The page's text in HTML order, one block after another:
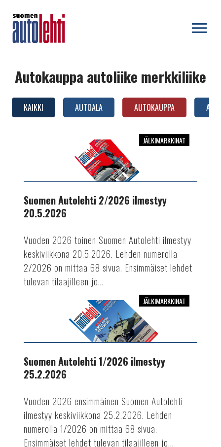
Autokauppa autoliike merkkiliike
KAIKKI AUTOALA AUTOKAUPPA
ilmestyy
JÄLKIMARKKINAT
Suomen Autolehti 2/2026 ilmestyy
20.5.2026
Vuoden 2026 toinen Suomen Autolehti ilmestyy
keskiviikkona 20.5.2026. Lehden numerolla
2/2026 on mittaa 68 sivua. Ensimmäiset lehdet
tulevan tilaajilleen jo...
ilmestyy
JÄLKIMARKKINAT
Suomen Autolehti 1/2026 ilmestyy
25.2.2026
Vuoden 2026 ensimmäinen Suomen Autolehti
ilmestyy keskiviikkona 25.2.2026. Lehden
numerolla 1/2026 on mittaa 68 sivua.
Ensimmäiset lehdet tulevan tilaajilleen jo...